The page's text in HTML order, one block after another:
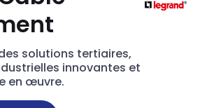
solutions tertiaires,
innovantes et
en œuvre.